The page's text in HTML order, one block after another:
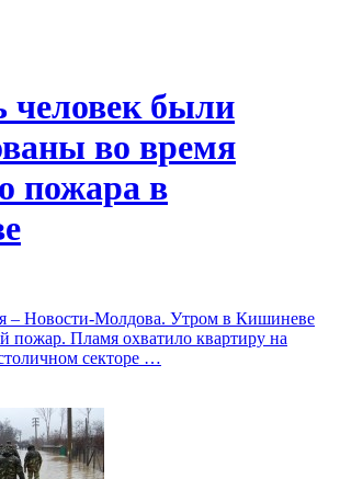
человек были
во время
пожара в
Новости-Молдова. Утром в Кишиневе
пожар. Пламя охватило квартиру на
секторе …